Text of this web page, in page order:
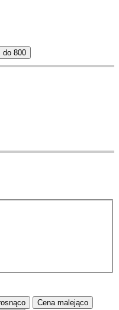
do 800
Cenamalejąco